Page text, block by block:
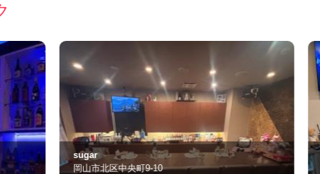
sugar
岡山市北区中央町9-10
Haru Haru
岡山市北区中央